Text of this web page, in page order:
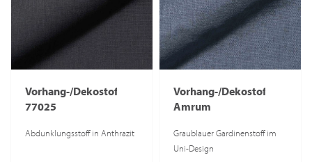
Vorhang-/Dekostoff
77025
Abdunklungsstoff in Anthrazit
Vorhang-/Dekostoff
Amrum
Graublauer Gardinenstoff im
Uni-Design